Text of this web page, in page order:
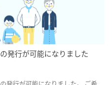
発行が可能になりました